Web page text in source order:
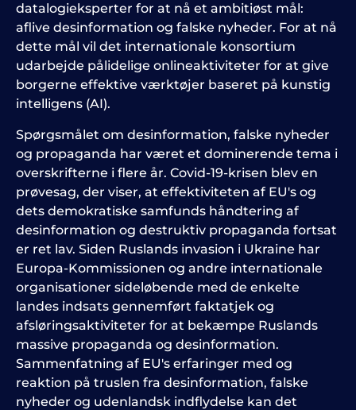
datalogieksperter for at nå et ambitiøst mål:
aflive desinformation og falske nyheder. For at nå
dette mål vil det internationale konsortium
udarbejde pålidelige onlineaktiviteter for at give
borgerne effektive værktøjer baseret på kunstig
intelligens (AI).
Spørgsmålet om desinformation, falske nyheder
og propaganda har været et dominerende tema i
overskrifterne i flere år. Covid-19-krisen blev en
prøvesag, der viser, at effektiviteten af EU's og
dets demokratiske samfunds håndtering af
desinformation og destruktiv propaganda fortsat
er ret lav. Siden Ruslands invasion i Ukraine har
Europa-Kommissionen og andre internationale
organisationer sideløbende med de enkelte
landes indsats gennemført faktatjek og
afsløringsaktiviteter for at bekæmpe Ruslands
massive propaganda og desinformation.
Sammenfatning af EU's erfaringer med og
reaktion på truslen fra desinformation, falske
nyheder og udenlandsk indflydelse kan det